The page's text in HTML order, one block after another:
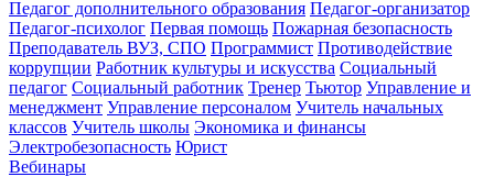
Педагог дополнительного образования Педагог-организатор
Педагог-психолог Первая помощь Пожарная безопасность
Преподаватель ВУЗ, СПО Программист Противодействие
коррупции Работник культуры и искусства Социальный
педагог Социальный работник Тренер Тьютор Управление и
менеджмент Управление персоналом Учитель начальных
классов Учитель школы Экономика и финансы
Электробезопасность Юрист
Вебинары